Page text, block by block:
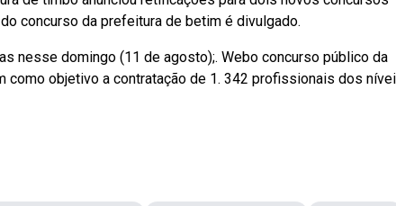
concurso da prefeitura de betim é divulgado.
nesse domingo (11 de agosto);. Webo concurso público da
como objetivo a contratação de 1. 342 profissionais dos